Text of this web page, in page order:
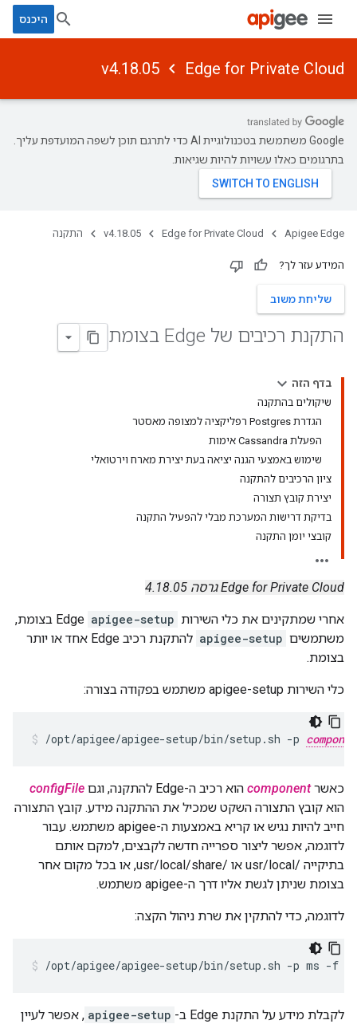
היכנס
Edge for Private Cloud
v4.18.05
‫Google משתמשת בטכנולוגיית AI כדי לתרגם תוכן לשפה המועדפת עליך.
בתרגומים כאלו עשויות להיות שגיאות.
Apigee Edge
Edge for Private Cloud
v4.18.05 התקנה
המידע עזר לך?
שליחת משוב
התקנת רכיבים של Edge בצומת
בדף הזה
שיקולים בהתקנה
הגדרת Postgres רפליקציה למצופה מאסטר
הפעלת Cassandra אימות
שימוש באמצעי הגנה יציאה בעת יצירת מארח וירטואלי
ציון הרכיבים להתקנה
יצירת קובץ תצורה
בדיקת דרישות המערכת מבלי להפעיל התקנה
קובצי יומן התקנה
Edge for Private Cloud גרסה 4.18.05
אחרי שמתקינים את כלי השירות apigee-setup
Edge בצומת,
משתמשים apigee-setup
להתקנת רכיב Edge אחד או יותר
בצומת.
כלי השירות apigee-setup משתמש בפקודה בצורה:
/opt/apigee/apigee-setup/bin/setup.sh -p
כאשרcomponent הוא רכיב ה-Edge להתקנה, וגם
configFile
הוא קובץ התצורה השקט שמכיל את ההתקנה מידע. קובץ התצורה
חייב להיות נגיש או קריא באמצעות ה-apigee משתמש. עבור
לדוגמה, אפשר ליצור ספרייה חדשה לקבצים, למקם אותם
בתיקייה /usr/local או /usr/local/share, או בכל מקום אחר
בצומת שניתן לגשת אליו דרך ה-apigee משתמש.
לדוגמה, כדי להתקין את שרת ניהול הקצה:
/opt/apigee/apigee-setup/bin/setup.sh -p ms -f /
לקבלת מידע על התקנת Edge ב- apigee-setup , אפשר לעיין